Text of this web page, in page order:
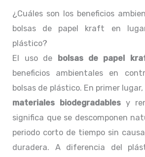
¿Cuáles son los beneficios
bolsas de papel kraft en
plástico?
El uso de bolsas de papel
beneficios ambientales en
bolsas de plástico. En primer
materiales biodegradables y
significa que se descomponen
periodo corto de tiempo sin
duradera. A diferencia del